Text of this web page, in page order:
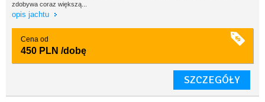
zdobywa coraz większą...
opis jachtu
Cena od
450 PLN /dobę
SZCZEGÓŁY